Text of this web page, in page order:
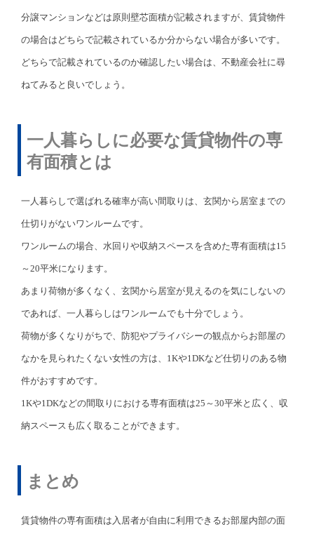
分譲マンションなどは原則壁芯面積が記載されますが、賃貸物件
の場合はどちらで記載されているか分からない場合が多いです。
どちらで記載されているのか確認したい場合は、不動産会社に尋
ねてみると良いでしょう。
一人暮らしに必要な賃貸物件の専
有面積とは
一人暮らしで選ばれる確率が高い間取りは、玄関から居室までの
仕切りがないワンルームです。
ワンルームの場合、水回りや収納スペースを含めた専有面積は15
～20平米になります。
あまり荷物が多くなく、玄関から居室が見えるのを気にしないの
であれば、一人暮らしはワンルームでも十分でしょう。
荷物が多くなりがちで、防犯やプライバシーの観点からお部屋の
なかを見られたくない女性の方は、1Kや1DKなど仕切りのある物
件がおすすめです。
1Kや1DKなどの間取りにおける専有面積は25～30平米と広く、収
納スペースも広く取ることができます。
まとめ
賃貸物件の専有面積は入居者が自由に利用できるお部屋内部の面